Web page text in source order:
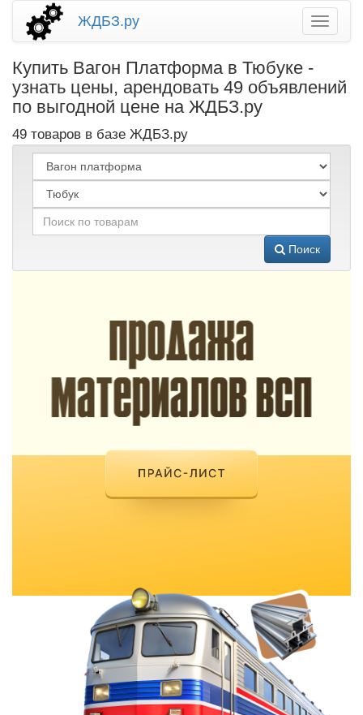
ЖДБЗ.ру
Купить Вагон Платформа в Тюбуке -
узнать цены, арендовать 49 объявлений
по выгодной цене на ЖДБЗ.ру
49 товаров в базе ЖДБЗ.ру
Поиск